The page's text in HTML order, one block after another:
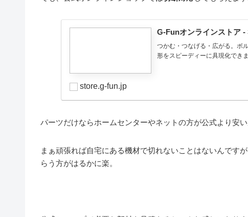
G-Funオンラインストア -
つかむ・つなげる・広がる。ボ
形をスピーディーに具現化でき
store.g-fun.jp
パーツだけならホームセンターやネットの方が公式より安
まぁ頑張れば自宅にある機材で切れないことはないんです
らう方がはるかに楽。